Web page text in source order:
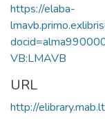
https://elaba-
VB:LMAVB
URL
http://